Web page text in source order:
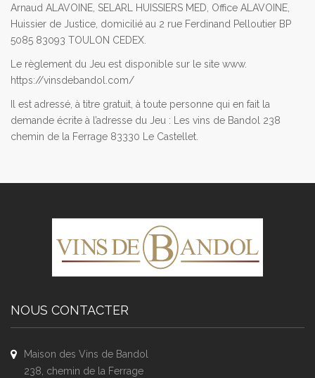
Arnaud ALAVOINE, SELARL HUISSIERS MED, Office ALAVOINE,
Huissier de Justice, domicilié au 2 rue Ferdinand Pelloutier BP
5085 83093 TOULON CEDEX.
Le règlement du Jeu est disponible sur le site www.
https://vinsdebandol.com/
Il est adressé, à titre gratuit, à toute personne qui en fait la
demande écrite à l’adresse du Jeu : Les vins de Bandol 238
chemin de la Ferrage 83330 Le Castellet.
NOUS CONTACTER
Maison des Vins de Bandol
238, chemin de la Ferrage